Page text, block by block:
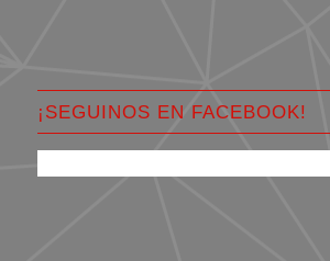
¡SEGUINOS EN FACEBOOK!